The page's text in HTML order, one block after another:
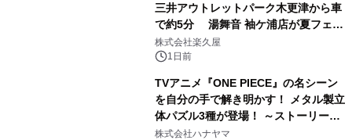
三井アウトレットパーク木更津から車
で約5分 湯舞音 袖ケ浦店が夏フェア
メニューを提供
株式会社楽久屋
1日前
TVアニメ『ONE PIECE』の名シーン
を自分の手で解き明かす！ メタル製立
体パズル3種が登場！ ～ストーリーと
ギミックが融合した 大人の体験型パズ
株式会社ハナヤマ